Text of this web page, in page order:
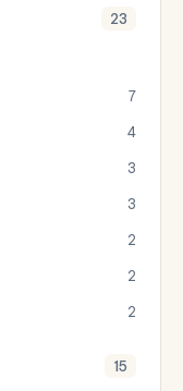
23
7
4
3
3
2
2
2
15